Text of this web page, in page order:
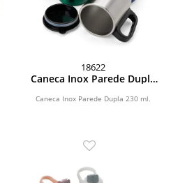
18622
Caneca Inox Parede Dupla
Caneca Inox Parede Dupla 230 ml.